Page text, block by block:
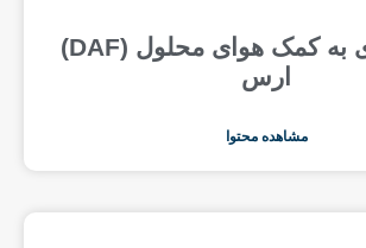
شناورسازی به کمک هوای محلول (DAF)
ارس
مشاهده محتوا